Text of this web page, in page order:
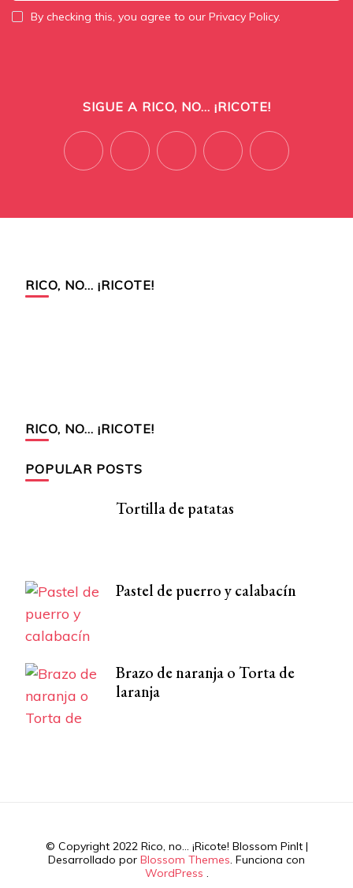
By checking this, you agree to our Privacy Policy.
SIGUE A RICO, NO... ¡RICOTE!
RICO, NO… ¡RICOTE!
RICO, NO… ¡RICOTE!
POPULAR POSTS
Tortilla de patatas
Pastel de puerro y calabacín
Brazo de naranja o Torta de
laranja
© Copyright 2022 Rico, no... ¡Ricote! Blossom PinIt |
Desarrollado por Blossom Themes. Funciona con
WordPress .